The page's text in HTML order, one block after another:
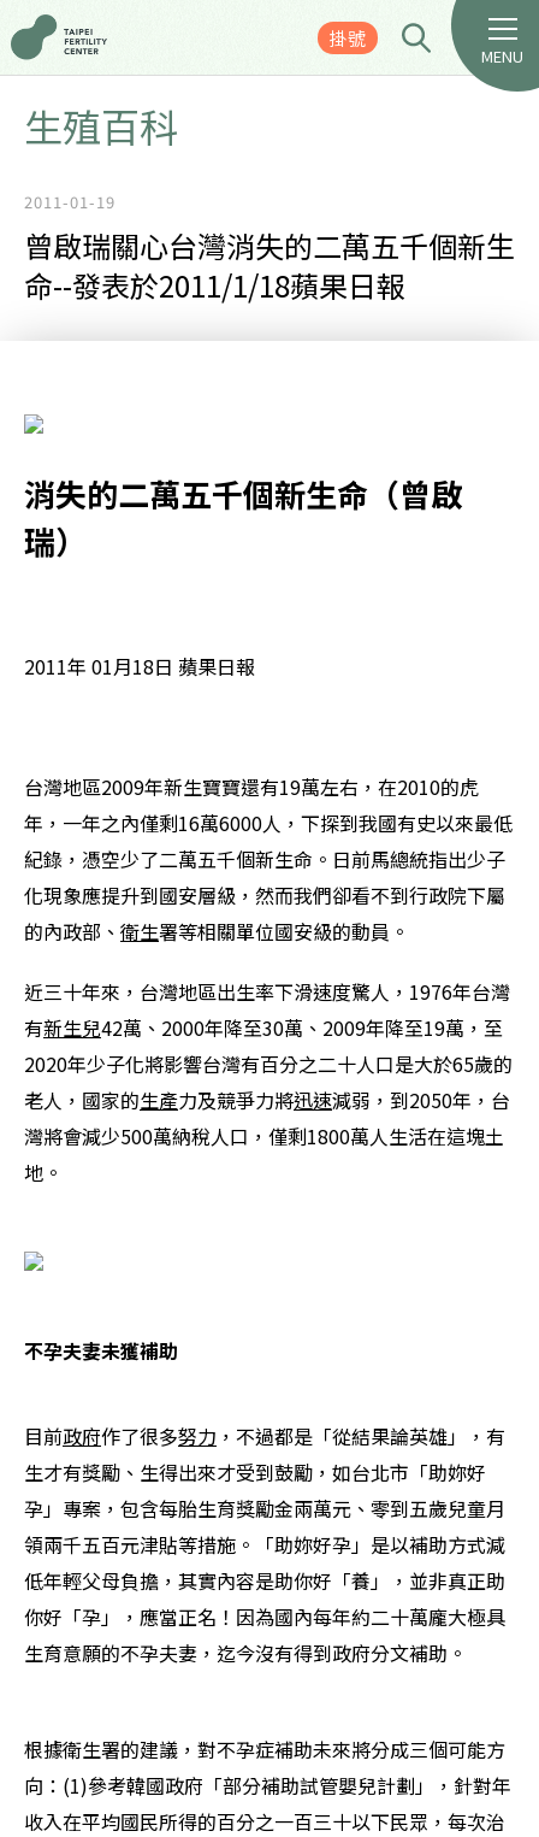
掛號
MENU
生殖百科
2011-01-19
曾啟瑞關心台灣消失的二萬五千個新生
命--發表於2011/1/18蘋果日報
消失的二萬五千個新生命（曾啟
瑞）
2011年 01月18日 蘋果日報
台灣地區2009年新生寶寶還有19萬左右，在2010的虎
年，一年之內僅剩16萬6000人，下探到我國有史以來最低
紀錄，憑空少了二萬五千個新生命。日前馬總統指出少子
化現象應提升到國安層級，然而我們卻看不到行政院下屬
的內政部、 衛生署等相關單位國安級的動員。
近三十年來，台灣地區出生率下滑速度驚人，1976年台灣
有新生兒42萬、2000年降至30萬、2009年降至19萬，至
2020年少子化將影響台灣有百分之二十人口是大於65歲的
老人，國家的生產力及競爭力將迅速減弱，到2050年，台
灣將會減少500萬納稅人口，僅剩1800萬人生活在這塊土
地。
不孕夫妻未獲補助
目前政府作了很多努力 ，不過都是「從結果論英雄」，有
生才有獎勵、生得出來才受到鼓勵，如台北市「助妳好
孕」專案，包含每胎生育獎勵金兩萬元、零到五歲兒童月
領兩千五百元津貼等措施。「助妳好孕」是以補助方式減
低年輕父母負擔，其實內容是助你好「養」，並非真正助
你好「孕」，應當正名！因為國內每年約二十萬龐大極具
生育意願的不孕夫妻，迄今沒有得到政府分文補助。
根據衛生署的建議，對不孕症補助未來將分成三個可能方
向：(1)參考韓國政府「部分補助試管嬰兒計劃」，針對年
收入在平均國民所得的百分之一百三十以下民眾，每次治